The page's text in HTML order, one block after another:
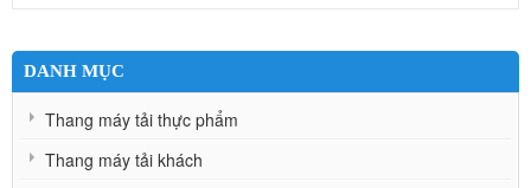
DANH MỤC
Thang máy tải thực phẩm
Thang máy tải khách